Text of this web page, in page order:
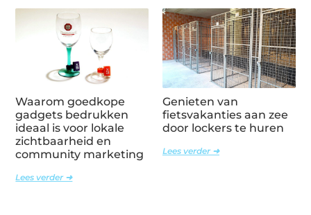
Waarom goedkope
gadgets bedrukken
ideaal is voor lokale
zichtbaarheid en
community marketing
Lees verder ➜
Genieten van
fietsvakanties aan zee
door lockers te huren
Lees verder ➜